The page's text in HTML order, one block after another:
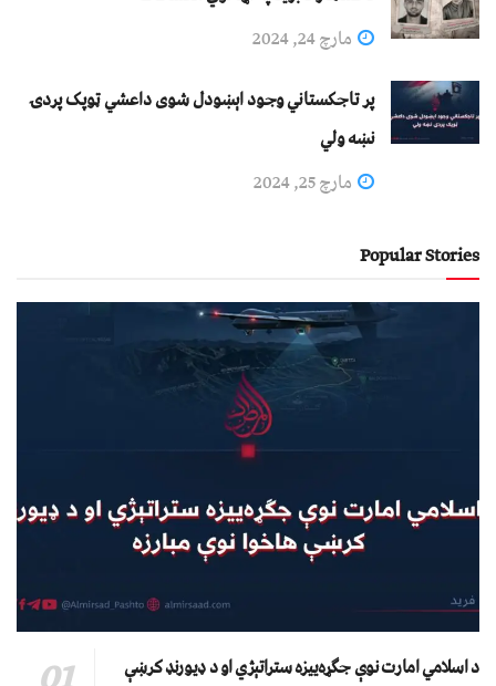
مارچ 24, 2024
پر تاجکستاني وجود اېښودل شوی داعشي ټوپک پردۍ
نښه ولي
مارچ 25, 2024
Popular Stories
د اسلامي امارت نوې جګړه‌ییزه ستراتېژي او د ډیورنډ کرښې